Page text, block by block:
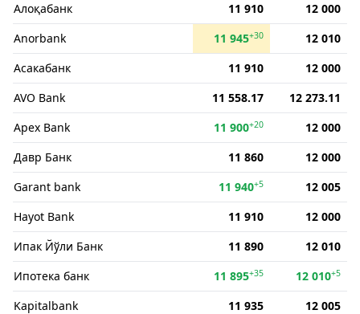
Алоқабанк 11 910
12 000
Anorbank
11 945+30
12 010
Асакабанк
11 910
12 000
AVO Bank
11 558.17
12 273.11
Apex Bank
11 900+20
12 000
Давр Банк
11 860
12 000
Garant bank
11 940+5
12 005
Hayot Bank
11 910
12 000
Ипак Йўли Банк
11 890
12 010
Ипотека банк
11 895+35 12 010+5
Kapitalbank 11 935
12 005